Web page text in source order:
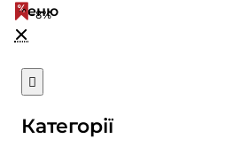
Категорії
-8%